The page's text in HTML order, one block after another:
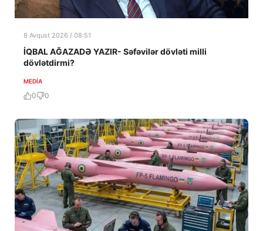
8 Avqust 2026 / 08:51
İQBAL AĞAZADƏ YAZIR- Səfəvilər dövləti milli
dövlətdirmi?
MEDİA
0 0